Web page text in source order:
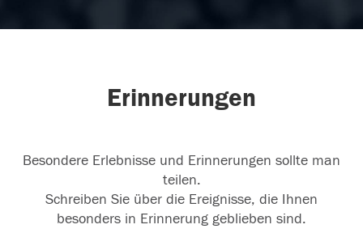
Erinnerungen
Besondere Erlebnisse und Erinnerungen sollte man
teilen.
Schreiben Sie über die Ereignisse, die Ihnen
besonders in Erinnerung geblieben sind.